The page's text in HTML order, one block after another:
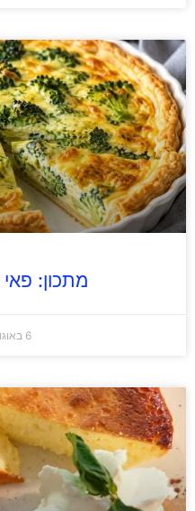
מתכון: פאי
6 באוגוסט 2026